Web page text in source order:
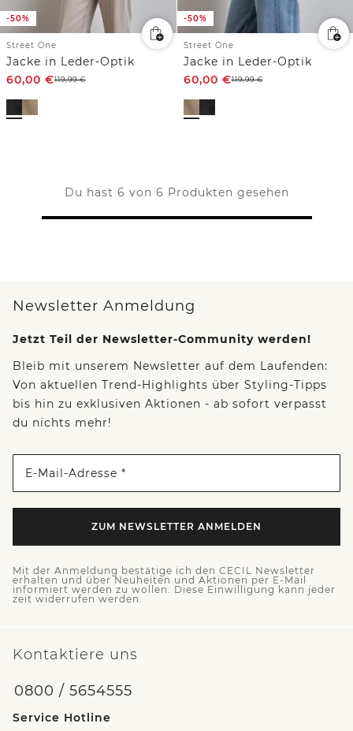
-50%
Street One
Jacke in Leder-Optik
60,00 €119,99€
-50%
Street One
Jacke in Leder-Optik
60,00 €119,99€
Du hast 6 von 6 Produkten gesehen
Newsletter Anmeldung
Jetzt Teil der Newsletter-Community werden!
Bleib mit unserem Newsletter auf dem Laufenden:
Von aktuellen Trend-Highlights über Styling-Tipps
bis hin zu exklusiven Aktionen - ab sofort verpasst
du nichts mehr!
E-Mail-Adresse *
ZUM NEWSLETTER ANMELDEN
Mit der Anmeldung bestätige ich den CECIL Newsletter
erhalten und über Neuheiten und Aktionen per E-Mail
informiert werden zu wollen. Diese Einwilligung kann jeder
zeit widerrufen werden.
Kontaktiere uns
0800 / 5654555
Service Hotline